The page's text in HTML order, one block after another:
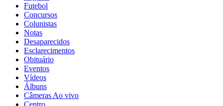
Futebol
Concursos
Colunistas
Notas
Desaparecidos
Esclarecimentos
Obituário
Eventos
Vídeos
Álbuns
Câmeras Ao vivo